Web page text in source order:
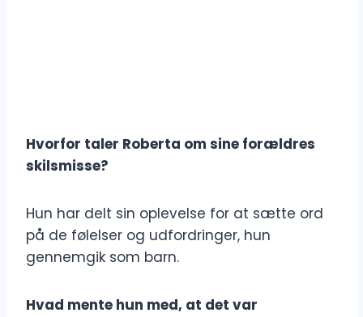
Hvorfor taler Roberta om sine forældres
skilsmisse?
Hun har delt sin oplevelse for at sætte ord
på de følelser og udfordringer, hun
gennemgik som barn.
Hvad mente hun med, at det var